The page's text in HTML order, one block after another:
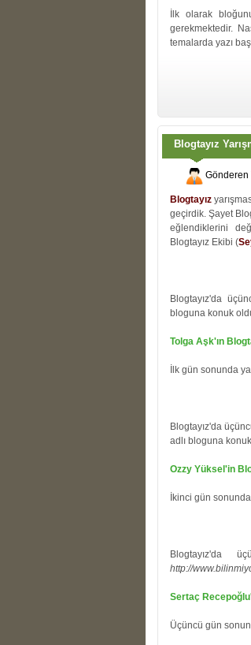
İlk olarak
gerekmektedir.
temalarda yazı
Blogtayız
Gönderen
Blogtayız
geçirdik. Şayet
eğlendiklerini
Blogtayız Ekibi (
Blogtayız'da
bloguna konuk
Tolga Aşk'ın
İlk gün sonunda
Blogtayız'da
adlı bloguna
Ozzy Yüksel'in
İkinci gün
Blogtayız'da
http://
Sertaç
Üçüncü gün